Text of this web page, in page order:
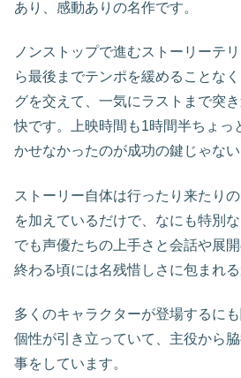
あり、感動ありの名作です。
ノンストップで進むストーリーテ
ら最後までテンポを緩めることな
グを交えて、一気にラストまで突
快です。上映時間も1時間半ちょっ
かせなかったのが成功の鍵じゃない
ストーリー自体は行ったり来たり
を加えているだけで、なにも特別
でも声優たちの上手さと会話や展
終わる頃には名残惜しさに包まれる
多くのキャラクターが登場するに
個性が引き立っていて、主役から
事をしています。